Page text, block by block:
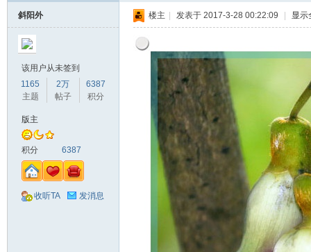
斜阳外
该用户从未签到
1165
主题
2万
帖子
6387
积分
版主
积分 6387
收听TA 发消息
楼主 发表于 2017-3-28 00:22:09 显示